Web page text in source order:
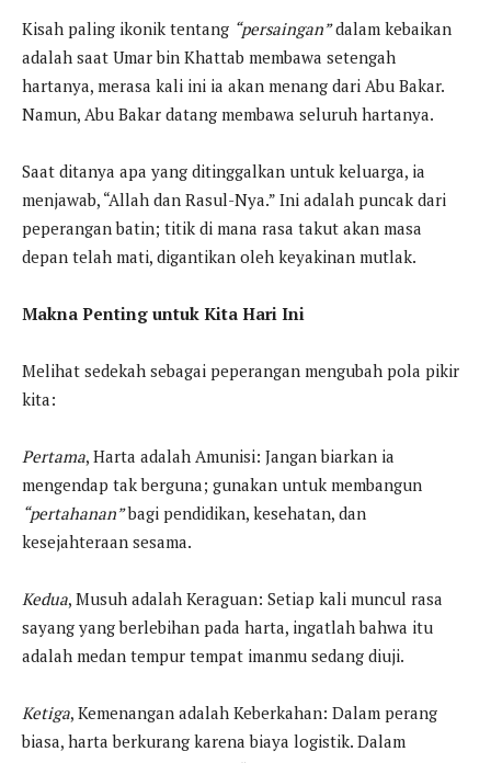
Kisah paling ikonik tentang “persaingan”dalam kebaikan
adalah saat Umar bin Khattab membawa setengah
hartanya, merasa kali ini ia akan menang dari Abu Bakar.
Namun, Abu Bakar datang membawa seluruh hartanya.
Saat ditanya apa yang ditinggalkan untuk keluarga, ia
menjawab, “Allah dan Rasul-Nya.” Ini adalah puncak dari
peperangan batin; titik di mana rasa takut akan masa
depan telah mati, digantikan oleh keyakinan mutlak.
Makna Penting untuk Kita Hari Ini
Melihat sedekah sebagai peperangan mengubah pola pikir
kita:
Pertama, Harta adalah Amunisi: Jangan biarkan ia
mengendap tak berguna; gunakan untuk membangun
“pertahanan”bagi pendidikan, kesehatan, dan
kesejahteraan sesama.
Kedua, Musuh adalah Keraguan: Setiap kali muncul rasa
sayang yang berlebihan pada harta, ingatlah bahwa itu
adalah medan tempur tempat imanmu sedang diuji.
Ketiga, Kemenangan adalah Keberkahan: Dalam perang
biasa, harta berkurang karena biaya logistik. Dalam